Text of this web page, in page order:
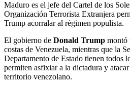
Maduro es el jefe del Cartel de los
Organización Terrorista Extranjera
Trump acorralar al régimen populista.
El gobierno de Donald Trump montó
costas de Venezuela, mientras que la
Departamento de Estado tienen todos
permiten asfixiar a la dictadura y
territorio venezolano.